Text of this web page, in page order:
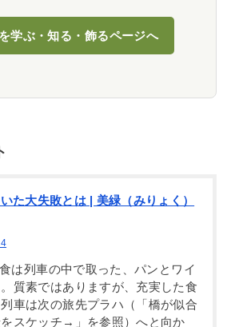
学ぶ・知る・飾るページへ
た大失敗とは | 美緑（みりょく）
列車の中で取った、パンとワイ
質素ではありますが、充実した食
車は次の旅先プラハ（「橋が似合
スケッチ→」を参照）へと向か